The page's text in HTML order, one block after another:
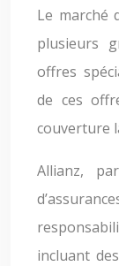
Le marché
plusieurs
offres
de ces
couverture
Allianz,
incluant